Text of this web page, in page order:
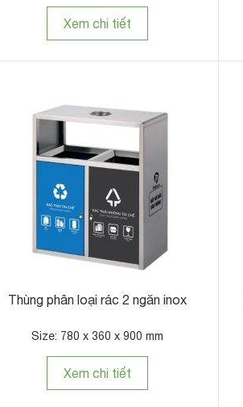
Xem chi tiết
Thùng phân loại rác 2 ngăn inox
Size: 780 x 360 x 900 mm
Xem chi tiết